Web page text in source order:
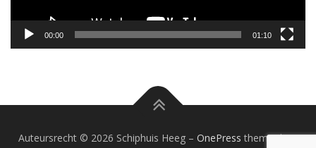
00:00 01:10
Auteursrecht © 2026 Schiphuis Heeg – OnePress thema door